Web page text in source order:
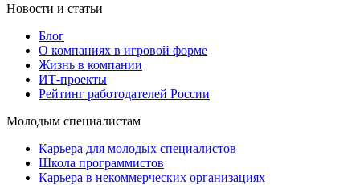
Новости и статьи
Блог
О компаниях в игровой форме
Жизнь в компании
ИТ-проекты
Рейтинг работодателей России
Молодым специалистам
Карьера для молодых специалистов
Школа программистов
Карьера в некоммерческих организациях